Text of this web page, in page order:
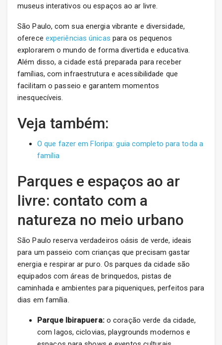
museus interativos ou espaços ao ar livre.
São Paulo, com sua energia vibrante e diversidade,
oferece experiências únicas para os pequenos
explorarem o mundo de forma divertida e educativa.
Além disso, a cidade está preparada para receber
famílias, com infraestrutura e acessibilidade que
facilitam o passeio e garantem momentos
inesquecíveis.
Veja também:
O que fazer em Floripa: guia completo para toda a
família
Parques e espaços ao ar
livre: contato com a
natureza no meio urbano
São Paulo reserva verdadeiros oásis de verde, ideais
para um passeio com crianças que precisam gastar
energia e respirar ar puro. Os parques da cidade são
equipados com áreas de brinquedos, pistas de
caminhada e ambientes para piqueniques, perfeitos para
dias em família.
Parque Ibirapuera:o coração verde da cidade,
com lagos, ciclovias, playgrounds modernos e